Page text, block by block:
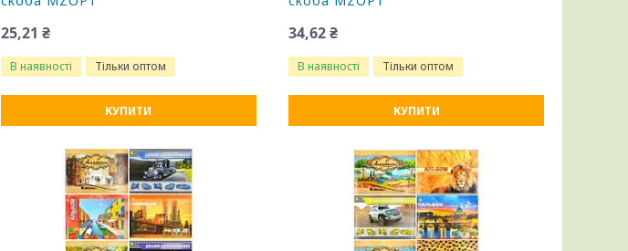
25,21 ₴
В наявності Тільки оптом
КУПИТИ
34,62 ₴
В наявності Тільки оптом
КУПИТИ